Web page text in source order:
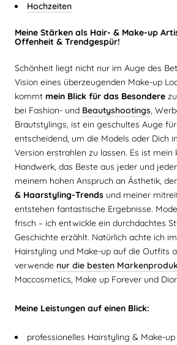
Hochzeiten
Meine Stärken als Hair- & Make-up
Offenheit & Trendgespür!
Schönheit liegt nicht nur im Auge des
Vision eines überzeugenden Make-up
kommtmein Blick für das Besondere
bei Fashion- und Beautyshootings,
Brautstylings, ist ein geschultes Auge
entscheidend, um die Models oder Dich
Version erstrahlen zu lassen. Es ist mein
Handwerk, das Beste aus jeder und
meinem hohen Anspruch an Ästhetik,
& Haarstyling-Trends und meiner
entstehen fantastische Ergebnisse.
frisch – ich entwickle ein durchdachtes
Geschichte erzählt. Natürlich achte ich
Hairstyling und Make-up auf die Outfits
verwende nur die besten
Maccosmetics, Make up Forever und
Meine Leistungen auf einen Blick:
professionelles Hairstyling & Make-